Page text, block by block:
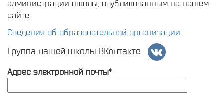
администрации школы, опубликованным на нашем
сайте
Сведения об образовательной организации
Группа нашей школы ВКонтакте
Адрес электронной почты*